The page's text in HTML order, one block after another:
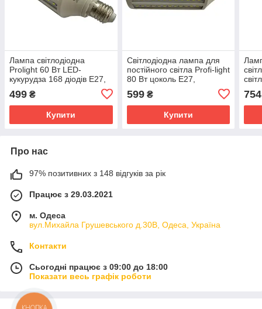
Лампа світлодіодна
Prolight 60 Вт LED-
кукурудза 168 діодів E27,
освітлення
499 ₴
Купити
Світлодіодна лампа для
постійного світла Profi-light
80 Вт цоколь E27,
кукурудза 204 світлодіоди
599₴
Купити
754
Про нас
97% позитивних з 148 відгуків за рік
Працює з 29.03.2021
м. Одеса
вул.Михайла Грушевського д.30В, Одеса, Україна
Контакти
Сьогодні працює з 09:00 до 18:00
Показати весь графік роботи